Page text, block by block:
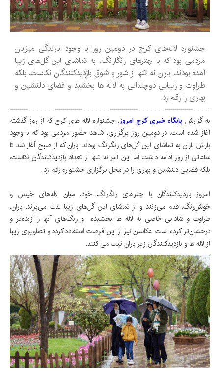
جشنواره لاله‌های کرج در دومین روز با وجود بارندگی میزبان
مردمی بود که با چترهای رنگارنگ، به تماشای این گل‌های زیبا
آمده بودند. باران نه تنها از شور و شوق بازدیدکنندگان نکاست، بلکه
طراوت و زیبایی دوچندانی به لاله ها بخشید و فضای دلنشین و
بهاری را رقم زد.
به گزارش پایگاه خبری کرج امروز، جشنواره لاله های کرج که از روز گذشته
آغاز شده است، در دومین روز برگزاری، شاهد حضور مردمی بود که با وجود
بارش باران به تماشای این گل‌های رنگارنگ بودند. باران که از صبح آغاز شد تا
ساعاتی از روز ادامه داشت اما این امر نه تنها از تعداد بازدیدکنندگان نکاست،
بلکه فضایی دلنشین و بهاری را در محل برگزاری جشنواره رقم زد.
امروز بازدیدکنندگان با چترهای رنگارنگ خود، میان لاله‌های خیس و
خوش‌رنگ، قدم می‌زنند و از تماشای این گل‌های زیبا لذت می‌برند. باران،
طراوت و شادابی خاصی به لاله ها بخشیده و رنگ‌های آنها را زنده‌تر و
درخشان‌تر کرده است. عکاسان نیز از این فرصت استفاده کرده و تصاویری زیبا
از لاله ها و بازدیدکنندگان زیر باران ثبت می کنند.